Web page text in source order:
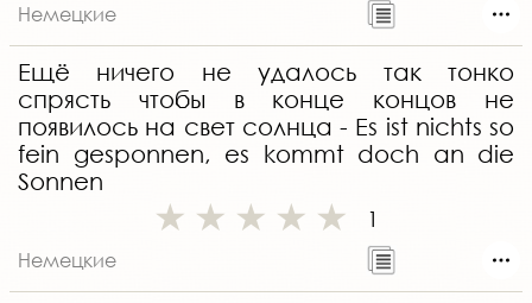
Немецкие
Ещё ничего не удалось так тонко
спрясть чтобы в конце концов не
появилось на свет солнца - Es ist nichts so
fein gesponnen, es kommt doch an die
Sonnen
1
Немецкие